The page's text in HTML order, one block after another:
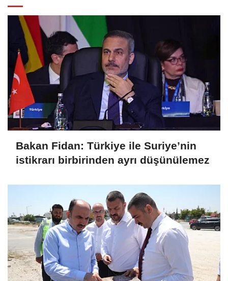
Bakan Fidan: Türkiye ile Suriye’nin
istikrarı birbirinden ayrı düşünülemez